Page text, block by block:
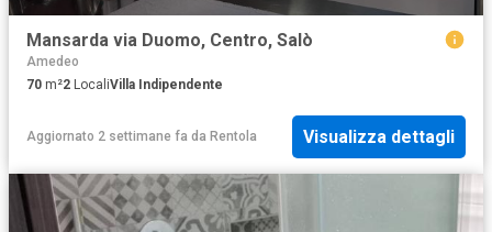
Mansarda via Duomo, Centro, Salò
Amedeo
70 m²2 LocaliVilla Indipendente
Aggiornato 2 settimane fa da Rentola Visualizza dettagli